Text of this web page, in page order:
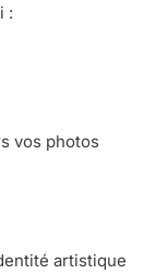
:
vos photos
artistique